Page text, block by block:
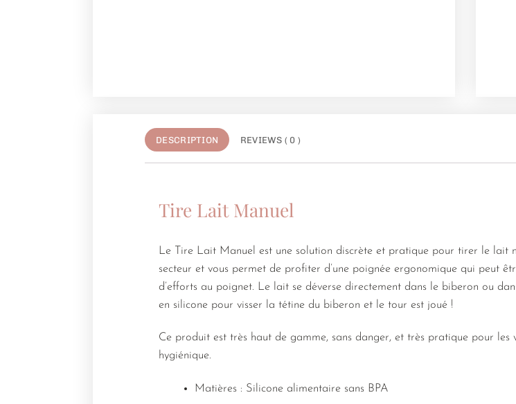
DESCRIPTION REVIEWS ( 0 )
Tire Lait Manuel
Le Tire Lait Manuel est une solution discrète et pratique pour tirer le lait
secteur et vous permet de profiter d’une poignée ergonomique qui peut
d’efforts au poignet. Le lait se déverse directement dans le biberon ou
en silicone pour visser la tétine du biberon et le tour est joué !
Ce produit est très haut de gamme, sans danger, et très pratique pour
hygiénique.
Matières : Silicone alimentaire sans BPA